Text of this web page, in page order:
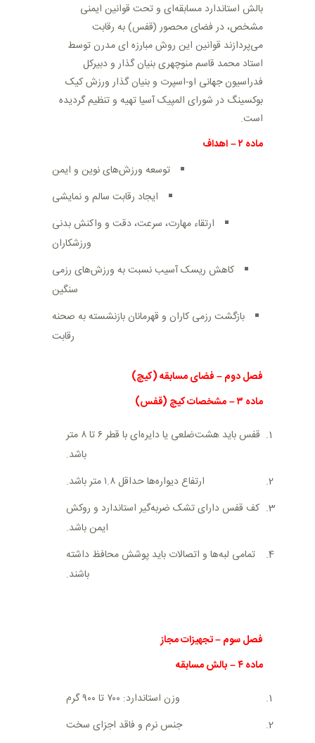
بالش استاندارد مسابقه‌ای و تحت قوانین ایمنی
مشخص، در فضای محصور (قفس) به رقابت
می‌پردازند قوانین این روش مبارزه ای مدرن توسط
استاد محمد قاسم منوچهری بنیان گذار و دبیرکل
فدراسیون جهانی او-اسپرت و بنیان گذار ورزش کیک
بوکسینگ در شورای المپیک آسیا تهیه و تنظیم گردیده
است.
ماده ۲–اهداف
توسعه ورزش‌های نوین و ایمن
ایجاد رقابت سالم و نمایشی
ارتقاء مهارت، سرعت، دقت و واکنش بدنی
ورزشکاران
کاهش ریسک آسیب نسبت به ورزش‌های رزمی
سنگین
بازگشت رزمی کاران و قهرمانان بازنشسته به صحنه
رقابت
فصل دوم–فضای مسابقه (کیچ)
ماده ۳–مشخصات کیچ (قفس)
قفس باید هشت‌ضلعی یا دایره‌ای با قطر ۶ تا ۸ متر
باشد.
ارتفاع دیواره‌ها حداقل ۱.۸ متر باشد
.
کف قفس دارای تشک ضربه‌گیر استاندارد و روکش
ایمن باشد.
تمامی لبه‌ها و اتصالات باید پوشش محافظ داشته
باشند.
فصل سوم–تجهیزات مجاز
ماده۴–بالش مسابقه
وزن استاندارد: ۷۰۰ تا ۹۰۰ گرم
جنس نرم و فاقد اجزای سخت